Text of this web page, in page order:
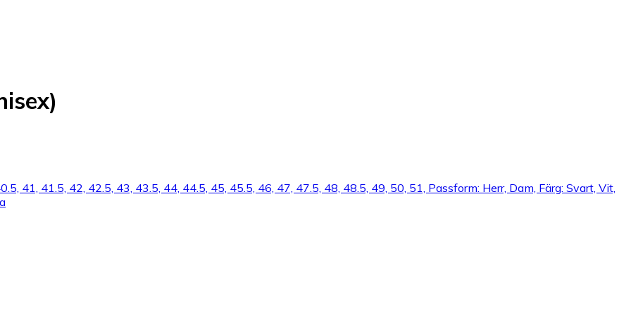
41, 41.5, 42, 42.5, 43, 43.5, 44, 44.5, 45, 45.5, 46, 47, 47.5, 48, 48.5, 49, 50, 51, Passform: Herr, Dam, Färg: Svart, Vit,